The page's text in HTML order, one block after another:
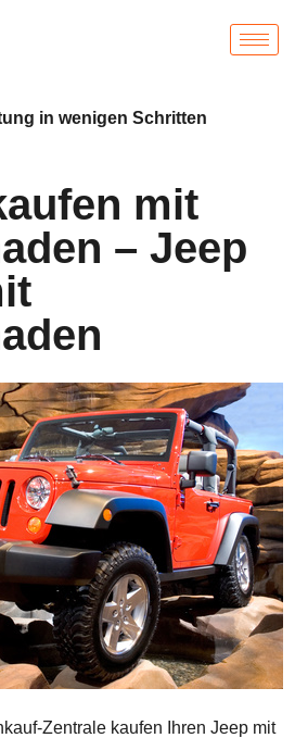
in wenigen Schritten
mit
– Jeep
Zentrale kaufen Ihren Jeep mit